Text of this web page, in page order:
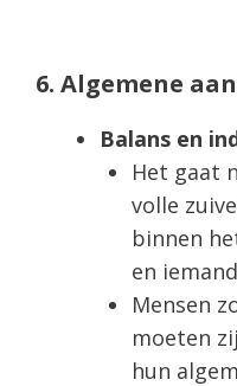
6. Algemene
Balans en
Het gaat
volle
binnen
en
Mensen
moeten
hun